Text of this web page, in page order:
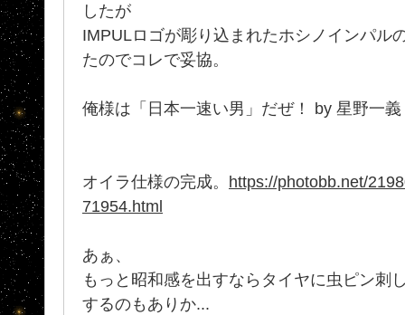
したが
IMPULロゴが彫り込まれたホシノインパル
たのでコレで妥協。
俺様は「日本一速い男」だぜ！ by 星野一義
オイラ仕様の完成。 https://photobb.net/
71954.html
あぁ、
もっと昭和感を出すならタイヤに虫ピン刺
するのもありか...